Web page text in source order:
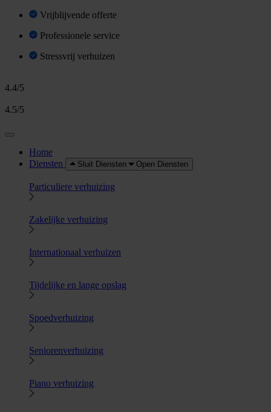
Vrijblijvende offerte
Professionele service
Stressvrij verhuizen
4.4/5
4.5/5
Home
Diensten
Sluit Diensten Open Diensten
Particuliere verhuizing
Zakelijke verhuizing
Internationaal verhuizen
Tijdelijke en lange opslag
Spoedverhuizing
Seniorenverhuizing
Piano verhuizing